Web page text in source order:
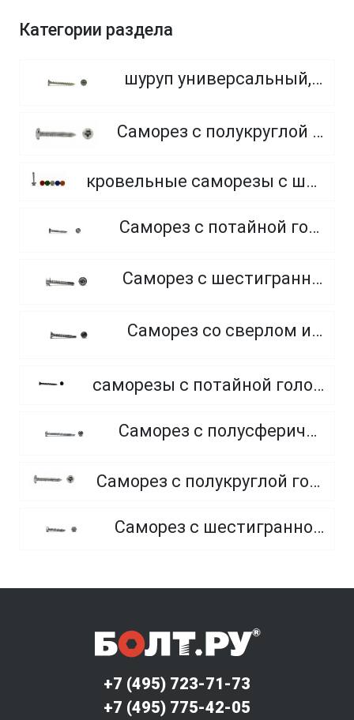
Категории раздела
шуруп универсальный, потайная головка, PZ
Саморез с полукруглой головкой с острым концом
кровельные саморезы с шайбой и резиновой прокладкой EPDM, окрашенные по каталогу RAL (Тайвань)
Саморез с потайной головкой и острым концом
Саморез с шестигранной головкой и сверлом
Саморез со сверлом и потайной головкой
саморезы с потайной головкой по гипсокартону редкий шаг резьбы, фосфатированные
Саморез с полусферической головкой и сверлом
Саморез с полукруглой головкой и острым концом, из нержавеющей стали А2
Саморез с шестигранной головкой и острым концом
+7 (495) 723-71-73
+7 (495) 775-42-05